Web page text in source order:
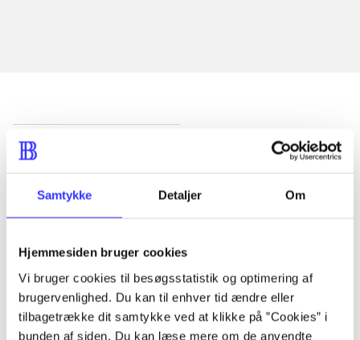
Samtykke Detaljer Om
Hjemmesiden bruger cookies
Vi bruger cookies til besøgsstatistik og optimering af
brugervenlighed. Du kan til enhver tid ændre eller
tilbagetrække dit samtykke ved at klikke på ”Cookies” i
bunden af siden. Du kan læse mere om de anvendte
Artikler
...
...
...